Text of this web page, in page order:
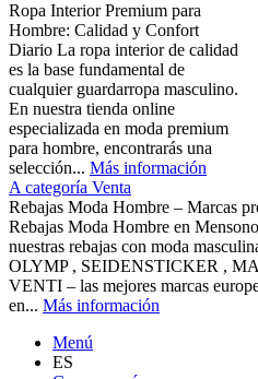
Ropa Interior Premium para
Hombre: Calidad y Confort
Diario La ropa interior de calidad
es la base fundamental de
cualquier guardarropa masculino.
En nuestra tienda online
especializada en moda premium
para hombre, encontrarás una
selección... Más información
A categoría Venta
Rebajas Moda Hombre – Marcas
Rebajas Moda Hombre en
nuestras rebajas con moda
OLYMP , SEIDENSTICKER ,
VENTI – las mejores marcas
en... Más información
Menú
ES